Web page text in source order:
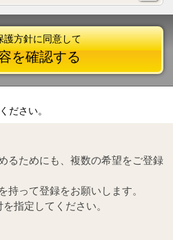
護方針に同意して
を確認する
ださい。
るためにも、複数の希望をご登録
って登録をお願いします。
指定してください。